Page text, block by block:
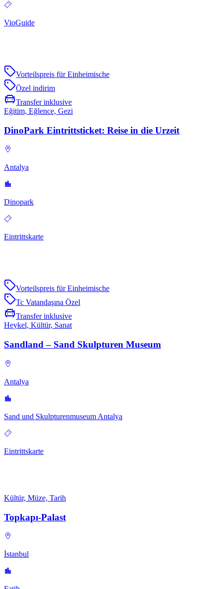
VioGuide
Vorteilspreis für Einheimische
Özel indirim
Transfer inklusive
Eğitim, Eğlence, Gezi
DinoPark Eintrittsticket: Reise in die Urzeit
Antalya
Dinopark
Eintrittskarte
Vorteilspreis für Einheimische
Tc Vatandaşına Özel
Transfer inklusive
Heykel, Kültür, Sanat
Sandland – Sand Skulpturen Museum
Antalya
Sand und Skulpturenmuseum Antalya
Eintrittskarte
Kültür, Müze, Tarih
Topkapı-Palast
İstanbul